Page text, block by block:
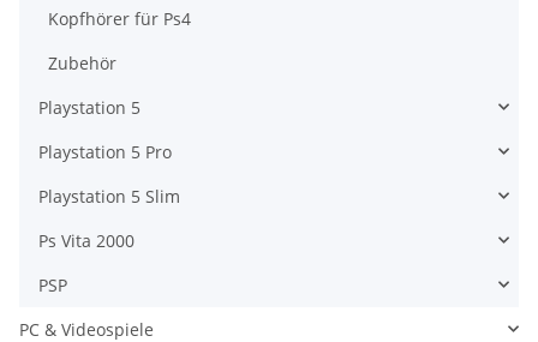
Kopfhörer für Ps4
Zubehör
Playstation 5
Playstation 5 Pro
Playstation 5 Slim
Ps Vita 2000
PSP
PC & Videospiele